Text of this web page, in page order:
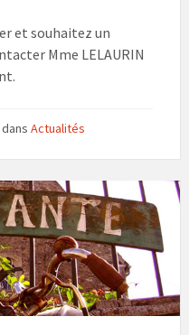
et souhaitez un
Mme LELAURIN
dans Actualités